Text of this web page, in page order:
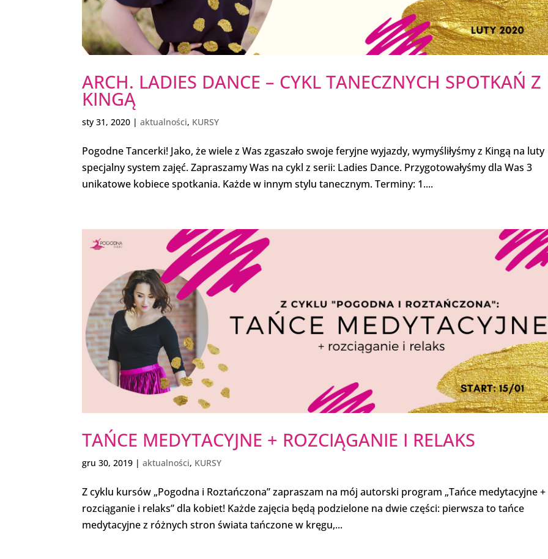
ARCH. LADIES DANCE – CYKL TANECZNYCH SPOTKAŃ Z
KINGĄ
sty 31, 2020 |aktualności, KURSY
Pogodne Tancerki! Jako, że wiele z Was zgaszało swoje feryjne wyjazdy, wymyśliłyśmy z Kingą na luty
specjalny system zajęć. Zapraszamy Was na cykl z serii: Ladies Dance. Przygotowałyśmy dla Was 3
unikatowe kobiece spotkania. Każde w innym stylu tanecznym. Terminy: 1....
TAŃCE MEDYTACYJNE + ROZCIĄGANIE I RELAKS
gru 30, 2019 |aktualności, KURSY
Z cyklu kursów „Pogodna i Roztańczona” zapraszam na mój autorski program „Tańce medytacyjne +
rozciąganie i relaks” dla kobiet! Każde zajęcia będą podzielone na dwie części: pierwsza to tańce
medytacyjne z różnych stron świata tańczone w kręgu,...